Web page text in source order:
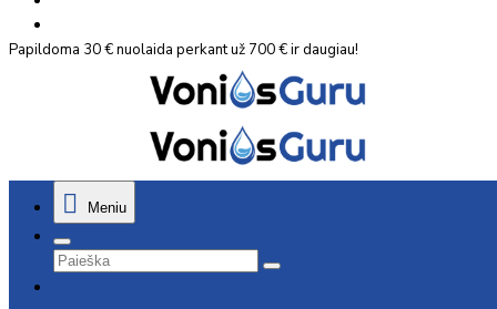
Papildoma 30 € nuolaida perkant už 700 € ir daugiau!
Meniu